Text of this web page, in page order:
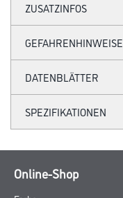
ZUSATZINFOS
GEFAHRENHINWEISE
DATENBLÄTTER
SPEZIFIKATIONEN
Online-Shop